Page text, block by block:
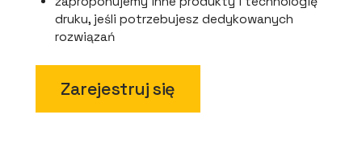
druku, jeśli potrzebujesz dedykowanych
rozwiązań
Zarejestruj się